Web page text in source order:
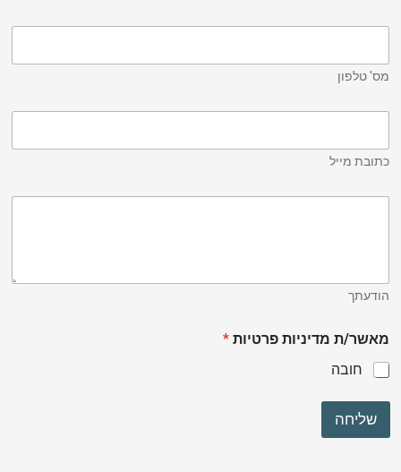
מס' טלפון
כתובת מייל
הודעתך
מאשר/ת מדיניות פרטיות *
חובה
שליחה